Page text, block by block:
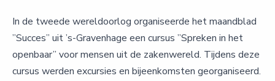
In de tweede wereldoorlog organiseerde het maandblad
”Succes” uit ’s-Gravenhage een cursus ”Spreken in het
openbaar” voor mensen uit de zakenwereld. Tijdens deze
cursus werden excursies en bijeenkomsten georganiseerd.